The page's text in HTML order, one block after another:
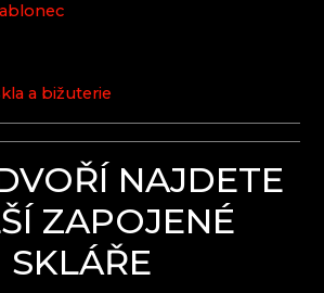
a bižuterie
NAJDETE
ZAPOJENÉ
SKLÁŘE